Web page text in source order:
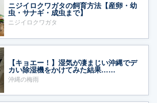
ニジイロクワガタの飼育方法【産卵・幼
虫・サナギ・成虫まで】
ニジイロクワガタ
【キョエー！】湿気が凄まじい沖縄でデ
カい除湿機をかけてみた結果……
沖縄の梅雨